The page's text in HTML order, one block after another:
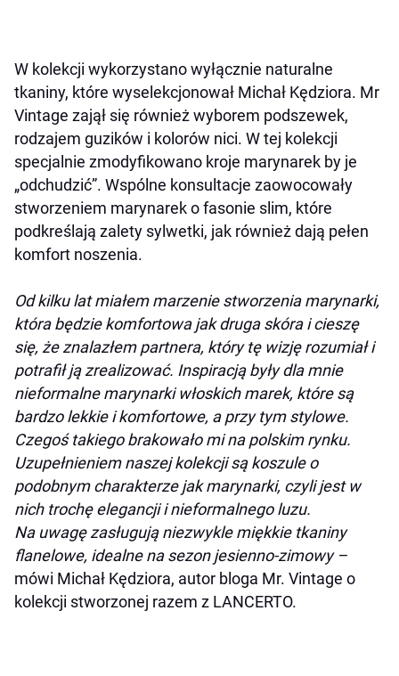
W kolekcji wykorzystano wyłącznie naturalne
tkaniny, które wyselekcjonował Michał Kędziora. Mr
Vintage zajął się również wyborem podszewek,
rodzajem guzików i kolorów nici. W tej kolekcji
specjalnie zmodyfikowano kroje marynarek by je
„odchudzić”. Wspólne konsultacje zaowocowały
stworzeniem marynarek o fasonie slim, które
podkreślają zalety sylwetki, jak również dają pełen
komfort noszenia.
Od kilku lat miałem marzenie stworzenia marynarki,
która będzie komfortowa jak druga skóra i cieszę
się, że znalazłem partnera, który tę wizję rozumiał i
potrafił ją zrealizować. Inspiracją były dla mnie
nieformalne marynarki włoskich marek, które są
bardzo lekkie i komfortowe, a przy tym stylowe.
Czegoś takiego brakowało mi na polskim rynku.
Uzupełnieniem naszej kolekcji są koszule o
podobnym charakterze jak marynarki, czyli jest w
nich trochę elegancji i nieformalnego luzu.
Na uwagę zasługują niezwykle miękkie tkaniny
flanelowe, idealne na sezon jesienno-zimowy –
mówi Michał Kędziora, autor bloga Mr. Vintage o
kolekcji stworzonej razem z LANCERTO.